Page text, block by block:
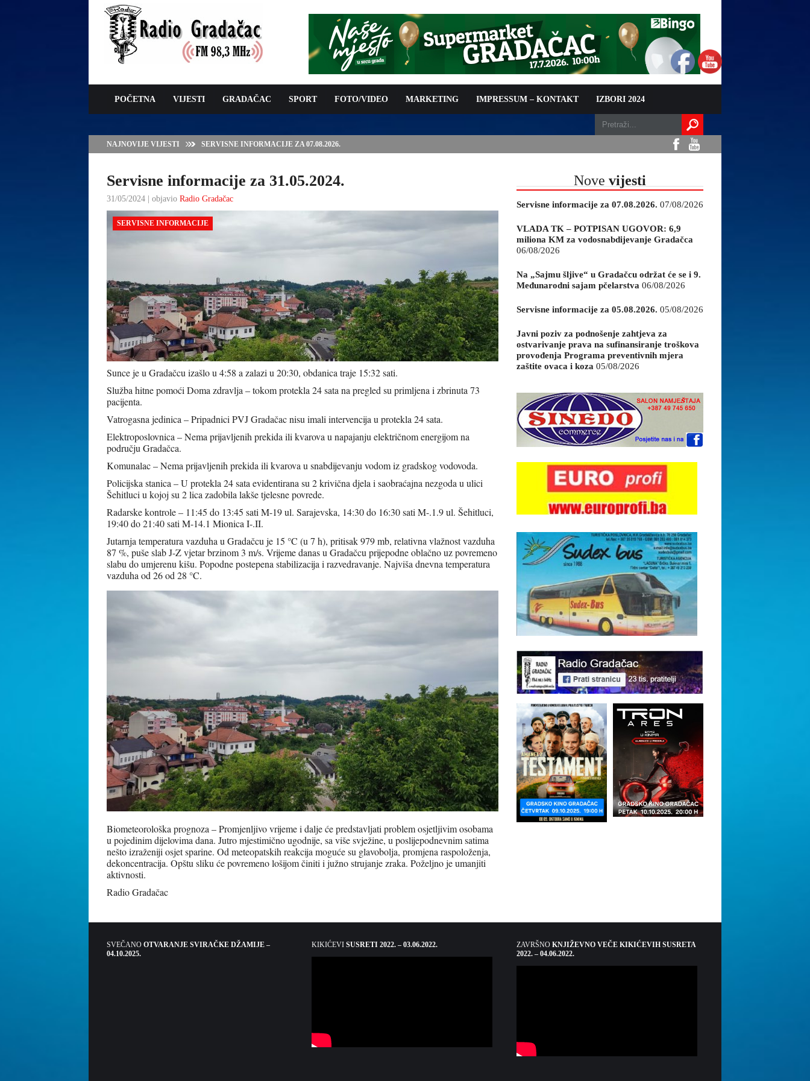
POČETNA VIJESTI GRADAČAC SPORT FOTO/VIDEO MARKETING IMPRESSUM – KONTAKT IZBORI 2024
NAJNOVIJE VIJESTI
VLADA TK – POTPISAN UGOVOR: 6,9 MILIONA KM ZA VODOSNABDIJEVANJE
GRADAČCA
Servisne informacije za 31.05.2024.
31/05/2024 | objavio Radio Gradačac
SERVISNE INFORMACIJE
Sunce je u Gradačcu izašlo u 4:58 a zalazi u 20:30, obdanica traje 15:32 sati.
Služba hitne pomoći Doma zdravlja – tokom protekla 24 sata na pregled su primljena i zbrinuta 73
pacijenta.
Vatrogasna jedinica – Pripadnici PVJ Gradačac nisu imali intervencija u protekla 24 sata.
Elektroposlovnica – Nema prijavljenih prekida ili kvarova u napajanju električnom energijom na
području Gradačca.
Komunalac – Nema prijavljenih prekida ili kvarova u snabdijevanju vodom iz gradskog vodovoda.
Policijska stanica – U protekla 24 sata evidentirana su 2 krivična djela i saobraćajna nezgoda u ulici
Šehitluci u kojoj su 2 lica zadobila lakše tjelesne povrede.
Radarske kontrole – 11:45 do 13:45 sati M-19 ul. Sarajevska, 14:30 do 16:30 sati M-.1.9 ul. Šehitluci,
19:40 do 21:40 sati M-14.1 Mionica I-.II.
Jutarnja temperatura vazduha u Gradačcu je 15 °C (u 7 h), pritisak 979 mb, relativna vlažnost vazduha
87 %, puše slab J-Z vjetar brzinom 3 m/s. Vrijeme danas u Gradačcu prijepodne oblačno uz povremeno
slabu do umjerenu kišu. Popodne postepena stabilizacija i razvedravanje. Najviša dnevna temperatura
vazduha od 26 od 28 °C.
Biometeorološka prognoza – Promjenljivo vrijeme i dalje će predstavljati problem osjetljivim osobama
u pojedinim dijelovima dana. Jutro mjestimično ugodnije, sa više svježine, u poslijepodnevnim satima
nešto izraženiji osjet sparine. Od meteopatskih reakcija moguće su glavobolja, promjena raspoloženja,
dekoncentracija. Opštu sliku će povremeno lošijom činiti i južno strujanje zraka. Poželjno je umanjiti
aktivnosti.
Radio Gradačac
Nove vijesti
Servisne informacije za 07.08.2026. 07/08/2026
VLADA TK – POTPISAN UGOVOR: 6,9
miliona KM za vodosnabdijevanje Gradačca
06/08/2026
Na „Sajmu šljive“ u Gradačcu održat će se i 9.
Međunarodni sajam pčelarstva 06/08/2026
Servisne informacije za 05.08.2026. 05/08/2026
Javni poziv za podnošenje zahtjeva za
ostvarivanje prava na sufinansiranje troškova
provođenja Programa preventivnih mjera
zaštite ovaca i koza 05/08/2026
SVEČANO OTVARANJE SVIRAČKE DŽAMIJE –
04.10.2025.
KIKIĆEVI SUSRETI 2022. – 03.06.2022. ZAVRŠNO KNJIŽEVNO VEČE KIKIĆEVIH SUSRETA
2022. – 04.06.2022.